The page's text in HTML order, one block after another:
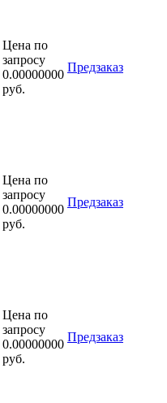
Цена по
запросу
0.00000000
руб.
Предзаказ
Цена по
запросу
0.00000000
руб.
Предзаказ
Цена по
запросу
0.00000000
руб.
Предзаказ